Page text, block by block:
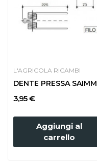
L'AGRICOLA RICAMBI
3,95 €
Aggiungi al
carrello